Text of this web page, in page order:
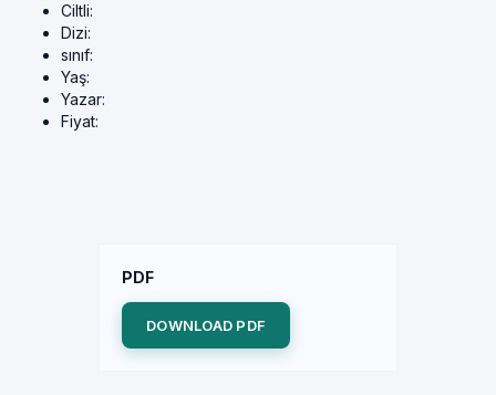
Ciltli:
Dizi:
sınıf:
Yaş:
Yazar:
Fiyat:
PDF
DOWNLOAD PDF